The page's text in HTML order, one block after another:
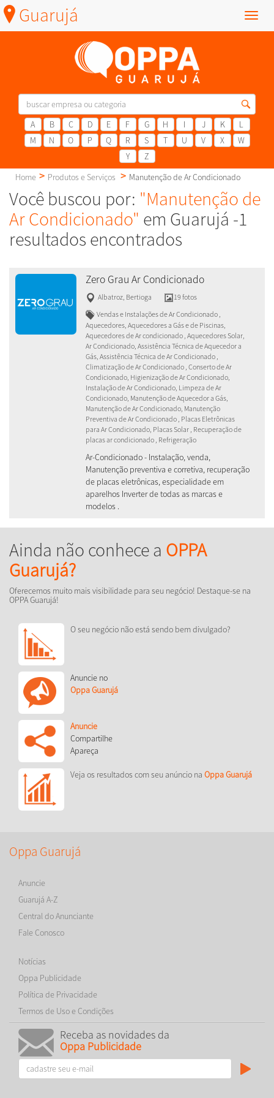
Menu
Guarujá
A B C D E F G H I J K
L
M
N O P Q R S T U V X
W
Y
Z
Home
Produtos e Serviços Manutenção de Ar Condicionado
Você buscou por: "Manutenção de
Ar Condicionado" em Guarujá -1
resultados encontrados
Zero Grau Ar Condicionado
Albatroz, Bertioga
19 fotos
Vendas e Instalações de Ar Condicionado ,
Aquecedores, Aquecedores a Gás e de Piscinas,
Aquecedores de Ar condicionado , Aquecedores Solar,
Ar Condicionado, Assistência Técnica de Aquecedor a
Gás, Assistência Técnica de Ar Condicionado ,
Climatização de Ar Condicionado , Conserto de Ar
Condicionado, Higienização de Ar Condicionado,
Instalação de Ar Condicionado, Limpeza de Ar
Condicionado, Manutenção de Aquecedor a Gás,
Manutenção de Ar Condicionado, Manutenção
Preventiva de Ar Condicionado , Placas Eletrônicas
para Ar Condicionado, Placas Solar , Recuperação de
placas ar condicionado , Refrigeração
Ar-Condicionado - Instalação, venda,
Manutenção preventiva e corretiva, recuperação
de placas eletrônicas, especialidade em
aparelhos Inverter de todas as marcas e
modelos .
Ainda não conhece a OPPA
Guarujá?
Oferecemos muito mais visibilidade para seu negócio! Destaque-se na
OPPA Guarujá!
O seu negócio não está sendo bem divulgado?
Anuncie no
Oppa Guarujá
Anuncie
Compartilhe
Apareça
Veja os resultados com seu anúncio na Oppa Guarujá
Oppa Guarujá
Anuncie
Guarujá A-Z
Central do Anunciante
Fale Conosco
Notícias
Oppa Publicidade
Política de Privacidade
Termos de Uso e Condições
Receba as novidades da
Oppa Publicidade